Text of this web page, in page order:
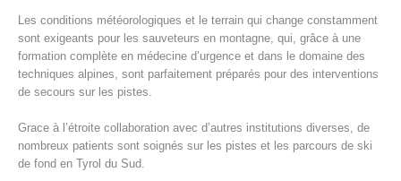
Les conditions météorologiques et le terrain qui change constamment
sont exigeants pour les sauveteurs en montagne, qui, grâce à une
formation complète en médecine d’urgence et dans le domaine des
techniques alpines, sont parfaitement préparés pour des interventions
de secours sur les pistes.
Grace à l’étroite collaboration avec d’autres institutions diverses, de
nombreux patients sont soignés sur les pistes et les parcours de ski
de fond en Tyrol du Sud.